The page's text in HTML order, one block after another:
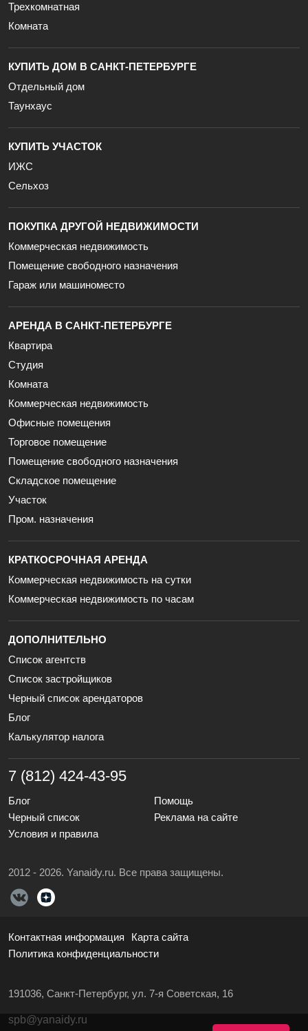
Трехкомнатная
Комната
КУПИТЬ ДОМ В САНКТ-ПЕТЕРБУРГЕ
Отдельный дом
Таунхаус
КУПИТЬ УЧАСТОК
ИЖС
Сельхоз
ПОКУПКА ДРУГОЙ НЕДВИЖИМОСТИ
Коммерческая недвижимость
Помещение свободного назначения
Гараж или машиноместо
АРЕНДА В САНКТ-ПЕТЕРБУРГЕ
Квартира
Студия
Комната
Коммерческая недвижимость
Офисные помещения
Торговое помещение
Помещение свободного назначения
Складское помещение
Участок
Пром. назначения
КРАТКОСРОЧНАЯ АРЕНДА
Коммерческая недвижимость на сутки
Коммерческая недвижимость по часам
ДОПОЛНИТЕЛЬНО
Список агентств
Список застройщиков
Черный список арендаторов
Блог
Калькулятор налога
7 (812) 424-43-95
Блог
Помощь
Черный список
Реклама на сайте
Условия и правила
2012 - 2026. Yanaidy.ru. Все права защищены.
Контактная информация
Карта сайта
Политика конфиденциальности
191036, Санкт-Петербург, ул. 7-я Советская, 16
spb@yanaidy.ru